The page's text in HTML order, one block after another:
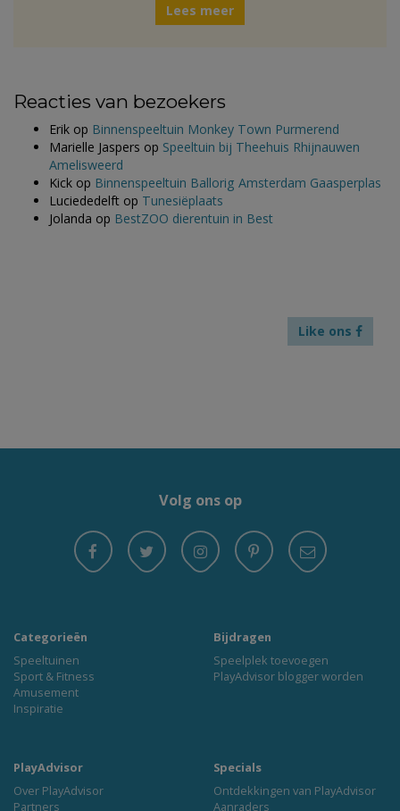
Lees meer
Reacties van bezoekers
Erik op Binnenspeeltuin Monkey Town Purmerend
Marielle Jaspers op Speeltuin bij Theehuis Rhijnauwen
Amelisweerd
Kick op Binnenspeeltuin Ballorig Amsterdam Gaasperplas
Luciededelft op Tunesiëplaats
Jolanda op BestZOO dierentuin in Best
Like ons
Volg ons op
Categorieën
Speeltuinen
Sport & Fitness
Amusement
Inspiratie
Bijdragen
Speelplek toevoegen
PlayAdvisor blogger worden
PlayAdvisor
Over PlayAdvisor
Partners
Specials
Ontdekkingen van PlayAdvisor
Aanraders